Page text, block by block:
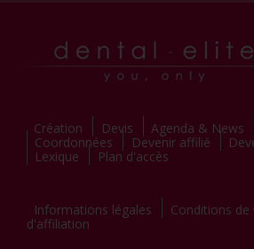
Création Devis Agenda & News
Coordonnées
Devenir affilié
Lexique
Plan d'accès
Informations légales Conditions de
d'affiliation